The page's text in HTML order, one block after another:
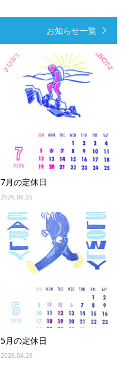
お知らせ一覧
7月の定休日
2026.06.25
5月の定休日
2026.04.29